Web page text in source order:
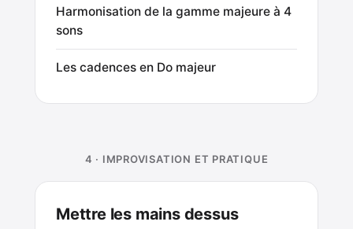
Harmonisation de la gamme majeure à 4
sons
Les cadences en Do majeur
4 · IMPROVISATION ET PRATIQUE
Mettre les mains dessus